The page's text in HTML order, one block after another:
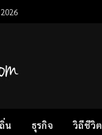
น ธุรกิจ วิถีชีวิต